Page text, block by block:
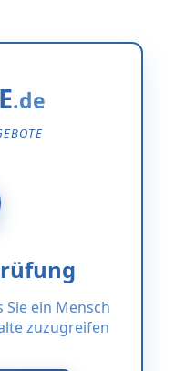
Sie ein Mensch
zuzugreifen